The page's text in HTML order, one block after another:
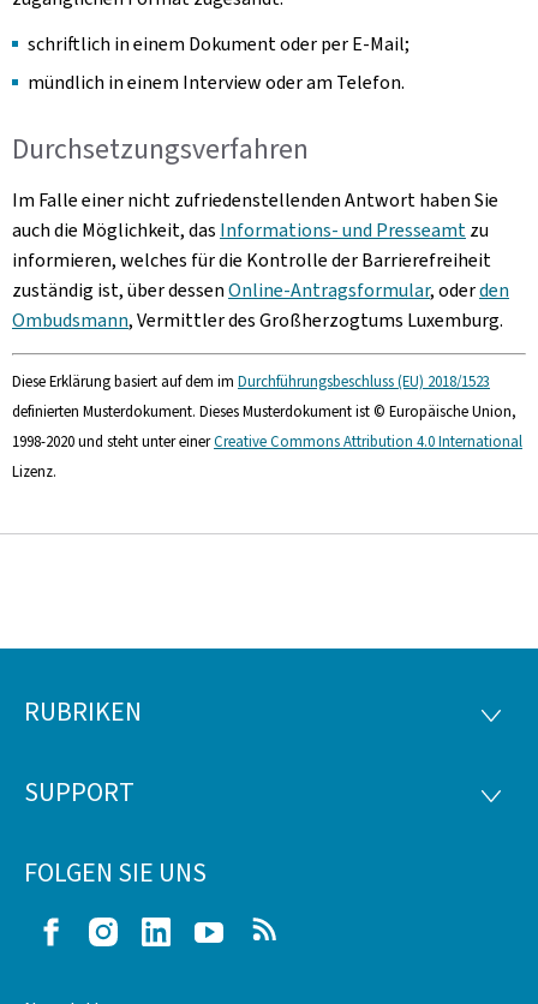
schriftlich in einem Dokument oder per E-Mail;
mündlich in einem Interview oder am Telefon.
Durchsetzungsverfahren
Im Falle einer nicht zufriedenstellenden Antwort haben Sie
auch die Möglichkeit, das Informations- und Presseamtzu
informieren, welches für die Kontrolle der Barrierefreiheit
zuständig ist, über dessenOnline-Antragsformular, oderden
Ombudsmann, Vermittler des Großherzogtums Luxemburg.
Diese Erklärung basiert auf dem im Durchführungsbeschluss (EU) 2018/1523
definierten Musterdokument. Dieses Musterdokument ist © Europäische Union,
1998-2020 und steht unter einerCreative Commons Attribution 4.0 International
Lizenz.
Footer
RUBRIKEN
SUPPORT
FOLGEN SIE UNS
FacebookInstagramLinkedIn Youtube